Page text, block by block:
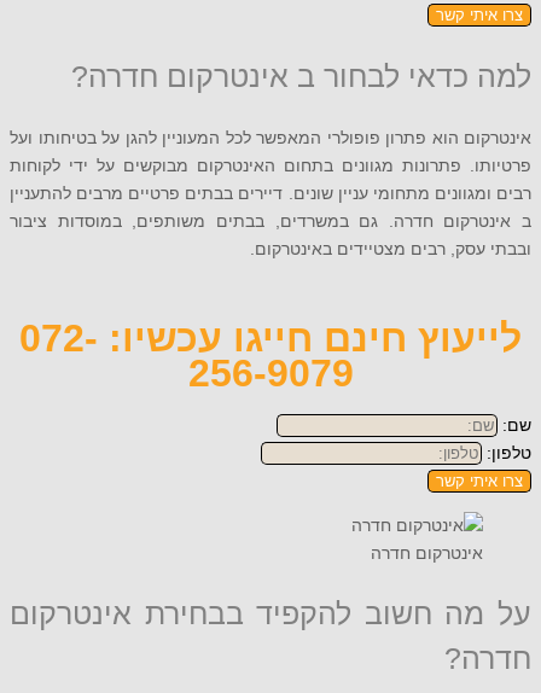
קשר
לבחור ב אינטרקום חדרה?
הוא פתרון פופולרי המאפשר לכל המעוניין להגן על בטיחותו ועל
פתרונות מגוונים בתחום האינטרקום מבוקשים על ידי לקוחות
מתחומי עניין שונים. דיירים בבתים פרטיים מרבים להתעניין
חדרה. גם במשרדים, בבתים משותפים, במוסדות ציבור
רבים מצטיידים באינטרקום.
לייעוץ חינם חייגו עכשיו: 072-
256-9079
קשר
חדרה
חשוב להקפיד בבחירת אינטרקום